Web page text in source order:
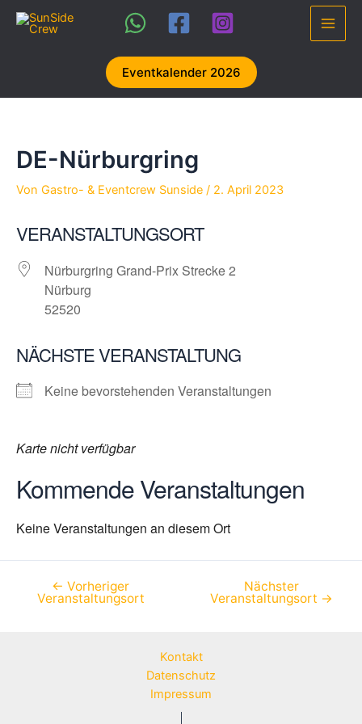
Inhalt
Main
Eventkalender 2026
DE-Nürburgring
Von Gastro- & Eventcrew Sunside / 2. April 2023
VERANSTALTUNGSORT
Nürburgring Grand-Prix Strecke 2
Nürburg
52520
NÄCHSTE VERANSTALTUNG
Keine bevorstehenden Veranstaltungen
Karte nicht verfügbar
Kommende Veranstaltungen
Keine Veranstaltungen an diesem Ort
Beitragsnavigation
← Vorheriger
Veranstaltungsort
Nächster
Veranstaltungsort →
Kontakt
Datenschutz
Impressum